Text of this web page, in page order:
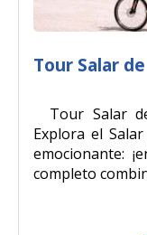
Tour Salar
Tour Salar
Explora el
emocionante:
completo